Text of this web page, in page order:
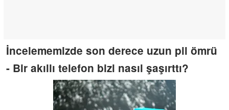
İncelememizde son derece uzun pil ömrü
- Bir akıllı telefon bizi nasıl şaşırttı?